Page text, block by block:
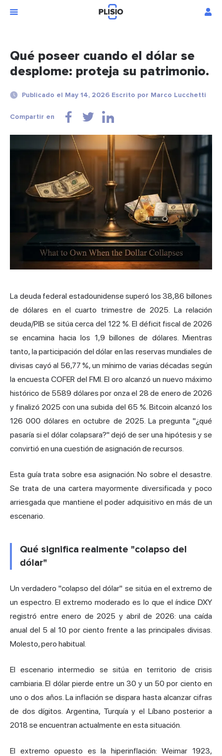
Qué poseer cuando el dólar se
desplome: proteja su patrimonio.
Publicado el May 14, 2026 Escrito por Marco Lucchetti
Compartir en
La deuda federal estadounidense superó los 38,86 billones
de dólares en el cuarto trimestre de 2025. La relación
deuda/PIB se sitúa cerca del 122 %. El déficit fiscal de 2026
se encamina hacia los 1,9 billones de dólares. Mientras
tanto, la participación del dólar en las reservas mundiales de
divisas cayó al 56,77 %, un mínimo de varias décadas según
la encuesta COFER del FMI. El oro alcanzó un nuevo máximo
histórico de 5589 dólares por onza el 28 de enero de 2026
y finalizó 2025 con una subida del 65 %. Bitcoin alcanzó los
126 000 dólares en octubre de 2025. La pregunta "¿qué
pasaría si el dólar colapsara?" dejó de ser una hipótesis y se
convirtió en una cuestión de asignación de recursos.
Esta guía trata sobre esa asignación. No sobre el desastre.
Se trata de una cartera mayormente diversificada y poco
arriesgada que mantiene el poder adquisitivo en más de un
escenario.
Qué significa realmente "colapso del
dólar"
Un verdadero "colapso del dólar" se sitúa en el extremo de
un espectro. El extremo moderado es lo que el índice DXY
registró entre enero de 2025 y abril de 2026: una caída
anual del 5 al 10 por ciento frente a las principales divisas.
Molesto, pero habitual.
El escenario intermedio se sitúa en territorio de crisis
cambiaria. El dólar pierde entre un 30 y un 50 por ciento en
uno o dos años. La inflación se dispara hasta alcanzar cifras
de dos dígitos. Argentina, Turquía y el Líbano posterior a
2018 se encuentran actualmente en esta situación.
El extremo opuesto es la hiperinflación: Weimar 1923,